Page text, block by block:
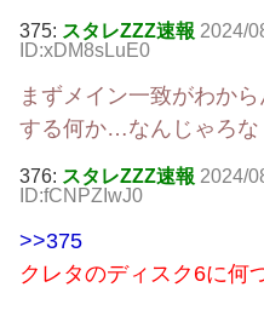
375: スタレZZZ速報 2024/
ID:xDM8sLuE0
まずメイン一致がわか
する何か…なんじゃろな
376: スタレZZZ速報 2024/
ID:fCNPZIwJ0
>>375
クレタのディスク6に何